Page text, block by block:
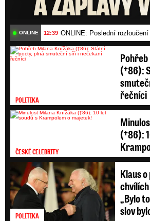
ONLINE 12:39 ONLINE: Poslední
POLITIKA
(†86):
řečníci
ČESKÉ CELEBRITY
(†86):
POLITIKA
Klaus
„Bylo
slov